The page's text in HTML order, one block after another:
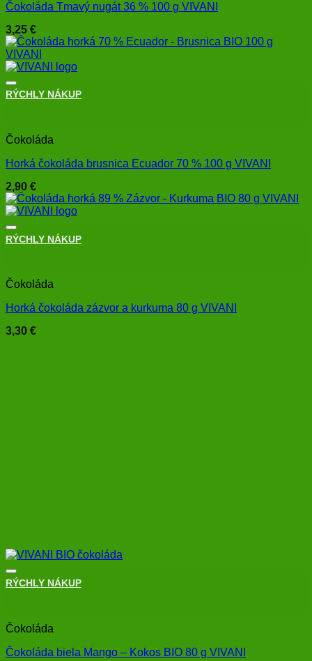
Čokoláda Tmavý nugát 36 % 100 g VIVANI
3,25 €
+
RÝCHLY NÁKUP
Čokoláda
Horká čokoláda brusnica Ecuador 70 % 100 g VIVANI
2,90 €
+
RÝCHLY NÁKUP
Čokoláda
Horká čokoláda zázvor a kurkuma 80 g VIVANI
3,30 €
+
RÝCHLY NÁKUP
Čokoláda
Čokoláda biela Mango – Kokos BIO 80 g VIVANI